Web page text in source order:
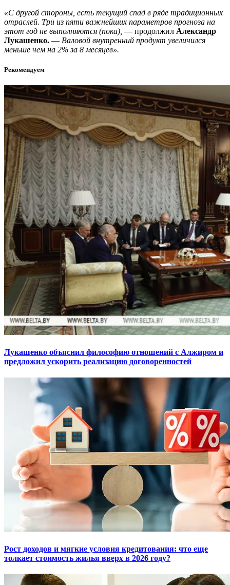
«С другой стороны, есть текущий спад в ряде традиционных
отраслей. Три из пяти важнейших параметров прогноза на
этот год не выполняются (пока), — продолжил Александр
Лукашенко. — Валовой внутренний продукт увеличился
меньше чем на 2% за 8 месяцев».
Рекомендуем
Лукашенко объяснил философию отношений с Алжиром и
предложил ускорить реализацию договоренностей
Рост доходов и мягкие условия кредитования: что еще
толкает стоимость жилья вверх в 2026 году?